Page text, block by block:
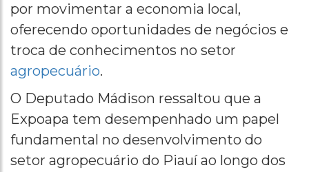
por movimentar a economia local,
oferecendo oportunidades de negócios e
troca de conhecimentos no setor
agropecuário.
O Deputado Mádison ressaltou que a
Expoapa tem desempenhado um papel
fundamental no desenvolvimento do
setor agropecuário do Piauí ao longo dos